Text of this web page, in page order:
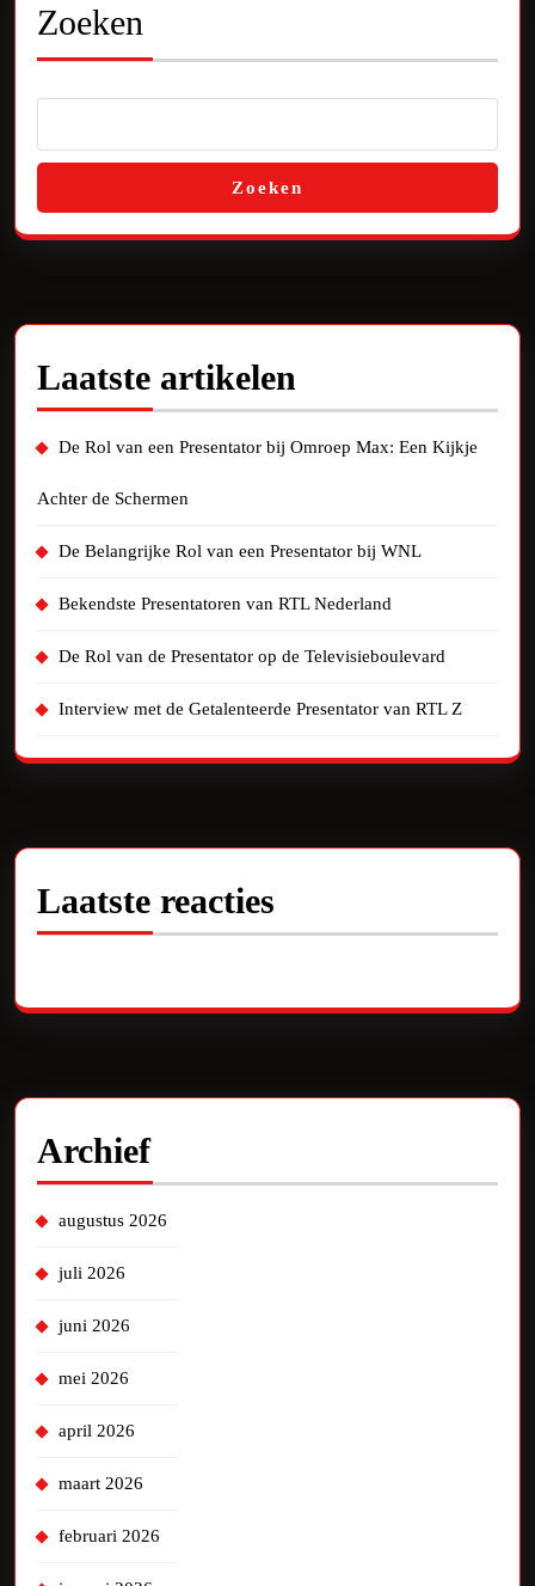
Zoeken
Zoeken
Laatste artikelen
De Rol van een Presentator bij Omroep Max: Een Kijkje
Achter de Schermen
De Belangrijke Rol van een Presentator bij WNL
Bekendste Presentatoren van RTL Nederland
De Rol van de Presentator op de Televisieboulevard
Interview met de Getalenteerde Presentator van RTL Z
Laatste reacties
Archief
augustus 2026
juli 2026
juni 2026
mei 2026
april 2026
maart 2026
februari 2026